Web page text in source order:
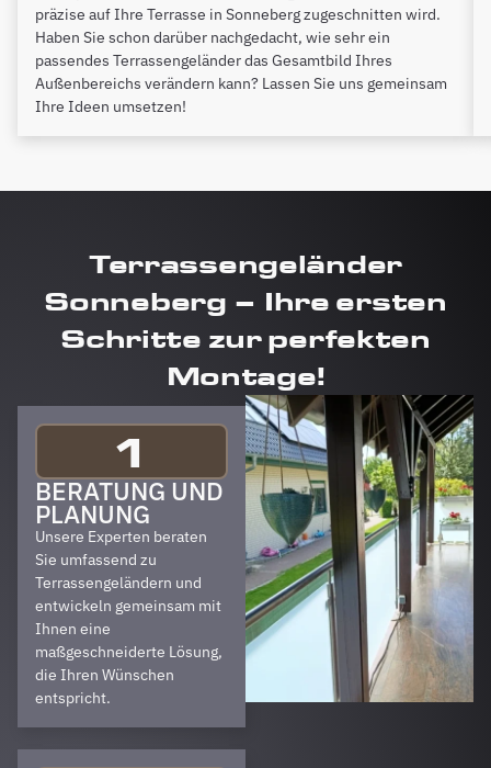
präzise auf Ihre Terrasse in Sonneberg zugeschnitten wird.
Haben Sie schon darüber nachgedacht, wie sehr ein
passendes Terrassengeländer das Gesamtbild Ihres
Außenbereichs verändern kann? Lassen Sie uns gemeinsam
Ihre Ideen umsetzen!
Terrassengeländer
Sonneberg – Ihre ersten
Schritte zur perfekten
Montage!
1
BERATUNG UND
PLANUNG
Unsere Experten beraten
Sie umfassend zu
Terrassengeländern und
entwickeln gemeinsam mit
Ihnen eine
maßgeschneiderte Lösung,
die Ihren Wünschen
entspricht.